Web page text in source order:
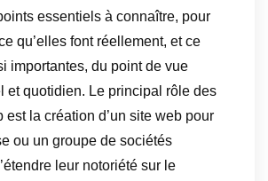
essentiels à connaître, pour
qu’elles font réellement, et ce
importantes, du point de vue
et quotidien. Le principal rôle des
est la création d’un site web pour
ou un groupe de sociétés
leur notoriété sur le